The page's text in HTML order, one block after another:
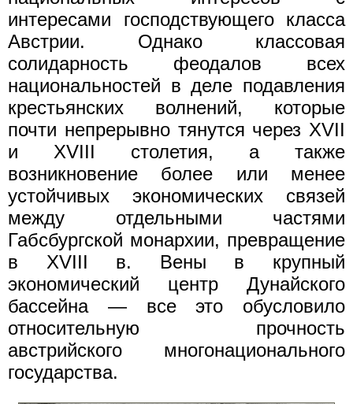
интересами господствующего класса
Австрии. Однако классовая
солидарность феодалов всех
национальностей в деле подавления
крестьянских волнений, которые
почти непрерывно тянутся через XVII
и XVIII столетия, а также
возникновение более или менее
устойчивых экономических связей
между отдельными частями
Габсбургской монархии, превращение
в XVIII в. Вены в крупный
экономический центр Дунайского
бассейна — все это обусловило
относительную прочность
австрийского многонационального
государства.